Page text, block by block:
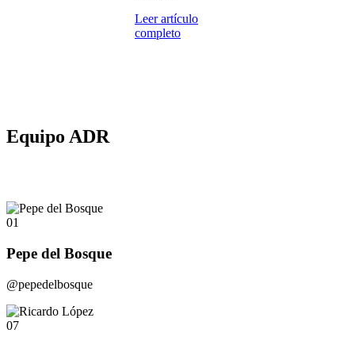
Leer artículo
completo
Equipo ADR
01
Pepe del Bosque
@pepedelbosque
07